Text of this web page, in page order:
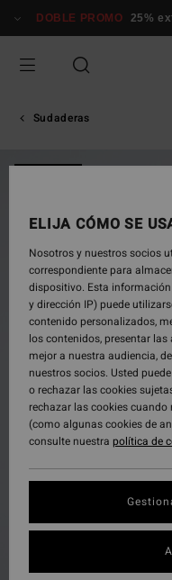
información
DOBLE PROMO 25%
Sudaderas
ELIJA CÓMO SE
Nosotros y nuestros socios
correspondiente para
dispositivo. Esta
y dirección IP) puede
contenido personalizados,
los contenidos, presentar
mejor a nuestra audiencia,
nuestros socios. Usted
o rechazar las cookies
rechazar las cookies
(como algunas cookies de
consulte nuestra política de